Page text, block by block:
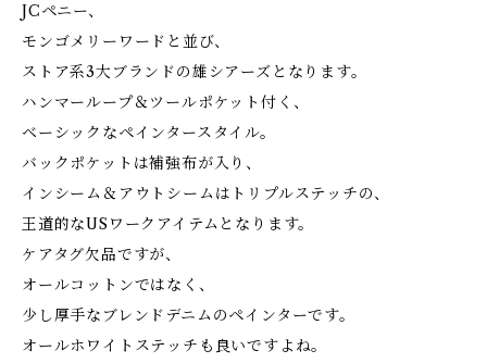
JCペニー、
モンゴメリーワードと並び、
ストア系3大ブランドの雄シアーズとなります。
ハンマーループ＆ツールポケット付く、
ベーシックなペインタースタイル。
バックポケットは補強布が入り、
インシーム＆アウトシームはトリプルステッチの、
王道的なUSワークアイテムとなります。
ケアタグ欠品ですが、
オールコットンではなく、
少し厚手なブレンドデニムのペインターです。
オールホワイトステッチも良いですよね。